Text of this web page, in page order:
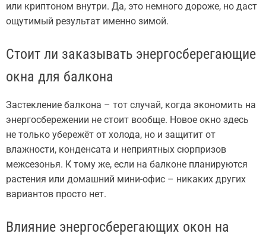
или криптоном внутри. Да, это немного дороже, но даст
ощутимый результат именно зимой.
Стоит ли заказывать энергосберегающие
окна для балкона
Застекление балкона – тот случай, когда экономить на
энергосбережении не стоит вообще. Новое окно здесь
не только убережёт от холода, но и защитит от
влажности, конденсата и неприятных сюрпризов
межсезонья. К тому же, если на балконе планируются
растения или домашний мини-офис – никаких других
вариантов просто нет.
Влияние энергосберегающих окон на